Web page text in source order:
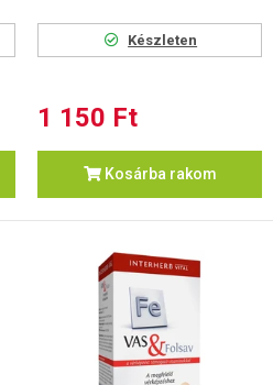
Készleten
1 150 Ft
Kosárba rakom